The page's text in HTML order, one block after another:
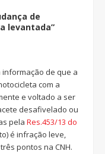
de
levantada”
de que a
com a
e voltado a ser
desafivelado ou
pela Res.453/13 do
é infração leve,
pontos na CNH.